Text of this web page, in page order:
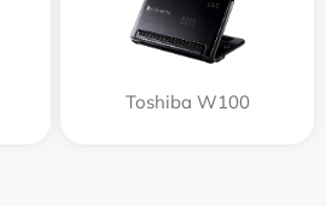
Toshiba W100